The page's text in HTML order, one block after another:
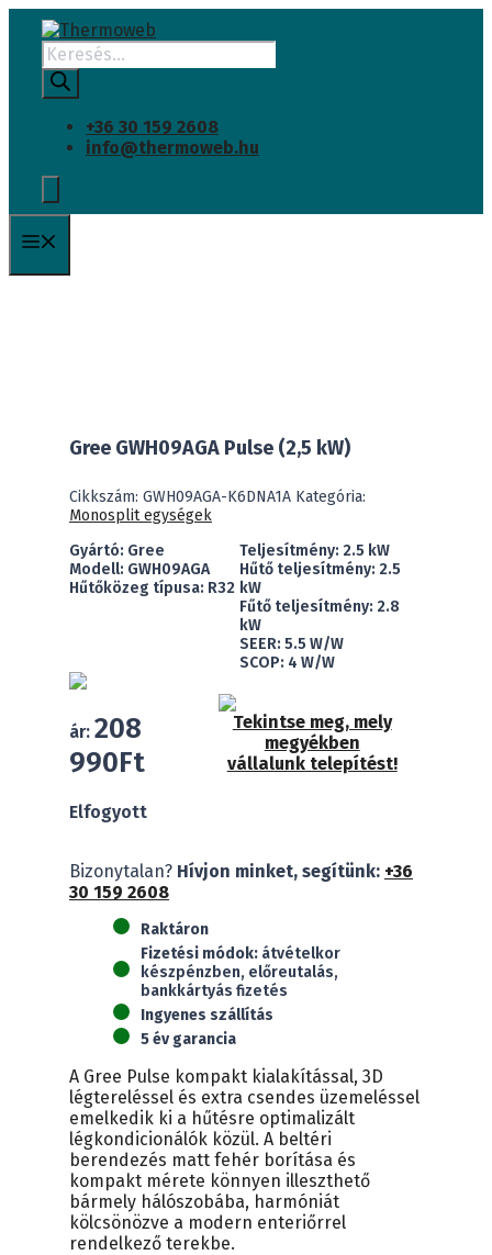
Kilépés
tartalomba
Products
search
+36 30 159 2608
info@thermoweb.hu
INGYENES SZÁLLÍTÁS
Gree GWH09AGA Pulse (2,5 kW)
Cikkszám: GWH09AGA-K6DNA1A Kategória:
Monosplit egységek
Gyártó: Gree
Modell: GWH09AGA
Hűtőközeg típusa: R32
Teljesítmény: 2.5 kW
Hűtő teljesítmény: 2.5
kW
Fűtő teljesítmény: 2.8
kW
SEER: 5.5 W/W
SCOP: 4 W/W
ár: 208
990Ft
Elfogyott
Tekintse meg, mely
megyékben
vállalunk telepítést!
Bizonytalan? Hívjon minket, segítünk: +36
30 159 2608
Raktáron
Fizetési módok: átvételkor
készpénzben, előreutalás,
bankkártyás fizetés
Ingyenes szállítás
5 év garancia
A Gree Pulse kompakt kialakítással, 3D
légtereléssel és extra csendes üzemeléssel
emelkedik ki a hűtésre optimalizált
légkondicionálók közül. A beltéri
berendezés matt fehér borítása és
kompakt mérete könnyen illeszthető
bármely hálószobába, harmóniát
kölcsönözve a modern enteriőrrel
rendelkező terekbe.